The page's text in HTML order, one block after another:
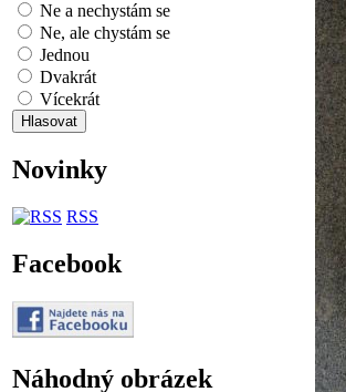
Ne a nechystám se
Ne, ale chystám se
Jednou
Dvakrát
Vícekrát
Novinky
RSS
Facebook
Náhodný obrázek